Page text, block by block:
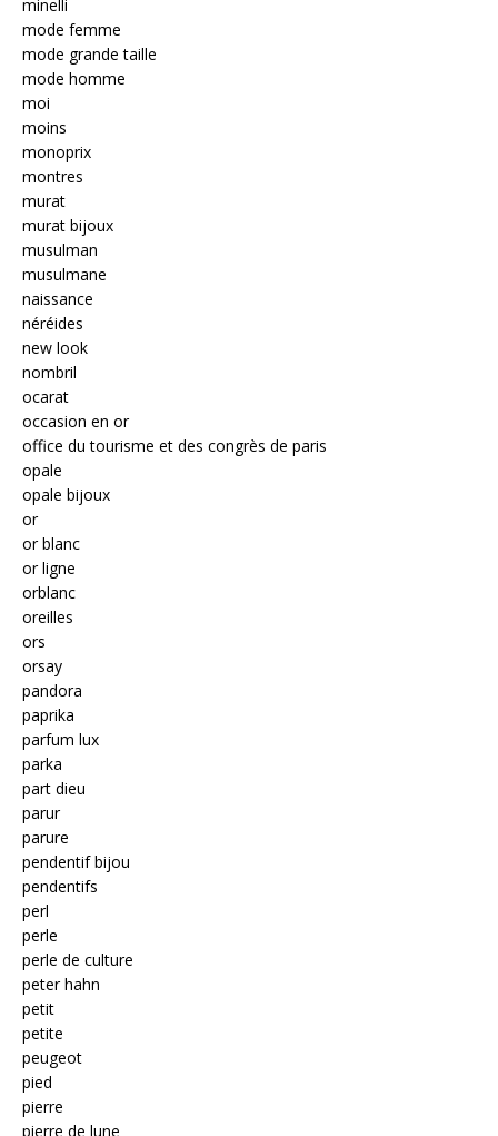
minelli
mode femme
mode grande taille
mode homme
moi
moins
monoprix
montres
murat
murat bijoux
musulman
musulmane
naissance
néréides
new look
nombril
ocarat
occasion en or
office du tourisme et des congrès de paris
opale
opale bijoux
or
or blanc
or ligne
orblanc
oreilles
ors
orsay
pandora
paprika
parfum lux
parka
part dieu
parur
parure
pendentif bijou
pendentifs
perl
perle
perle de culture
peter hahn
petit
petite
peugeot
pied
pierre
pierre de lune